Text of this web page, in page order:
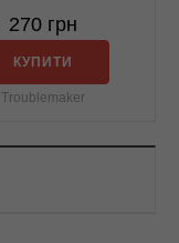
270 грн
КУПИТИ
Troublemaker